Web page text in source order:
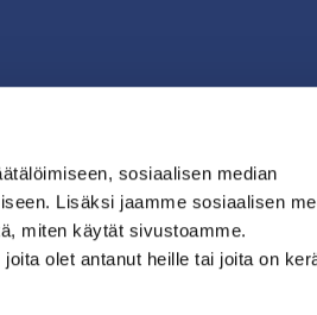
sosiaalisen median
Lisäksi jaamme sosiaalisen
miten käytät sivustoamme.
olet antanut heille tai joita on